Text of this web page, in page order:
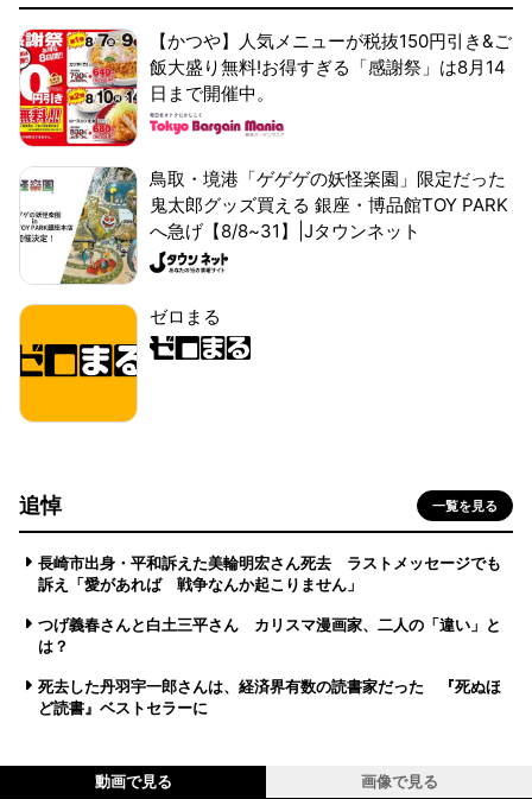
【かつや】人気メニューが税抜150円引き&ご
飯大盛り無料!お得すぎる「感謝祭」は8月14
日まで開催中。
鳥取・境港「ゲゲゲの妖怪楽園」限定だった
鬼太郎グッズ買える 銀座・博品館TOY PARK
へ急げ【8/8~31】|Jタウンネット
ゼロまる
追悼 一覧を見る
長崎市出身・平和訴えた美輪明宏さん死去 ラストメッセージでも
訴え「愛があれば 戦争なんか起こりません」
つげ義春さんと白土三平さん カリスマ漫画家、二人の「違い」と
は？
死去した丹羽宇一郎さんは、経済界有数の読書家だった 『死ぬほ
ど読書』ベストセラーに
動画で見る 画像で見る